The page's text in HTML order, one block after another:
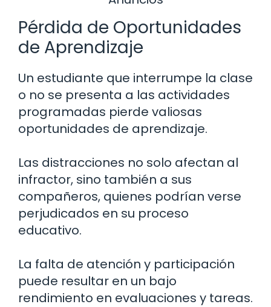
Pérdida de Oportunidades
de Aprendizaje
Un estudiante que interrumpe la clase
o no se presenta a las actividades
programadas pierde valiosas
oportunidades de aprendizaje.
Las distracciones no solo afectan al
infractor, sino también a sus
compañeros, quienes podrían verse
perjudicados en su proceso
educativo.
La falta de atención y participación
puede resultar en un bajo
rendimiento en evaluaciones y tareas.